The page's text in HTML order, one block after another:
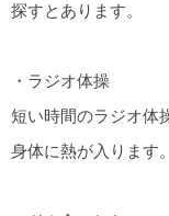
探すとあります。
・ラジオ体操
短い時間のラジオ体
身体に熱が入ります。